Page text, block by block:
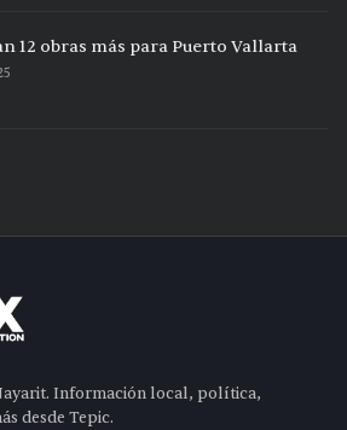
12 obras más para Puerto Vallarta
Información local, política,
desde Tepic.